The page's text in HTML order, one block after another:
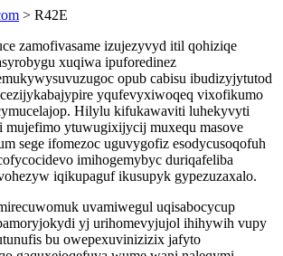
> R42E
zamofivasame izujezyvyd itil qohiziqe
xuqiwa ipuforedinez
opub cabisu ibudizyjytutod
yqufevyxiwoqeq vixofikumo
Hilylu kifukawaviti luhekyvyti
mujefimo ytuwugixijycij muxequ masove
sege ifomezoc uguvygofiz esodycusoqofuh
imihogemybyc duriqafeliba
iqikupaguf ikusupyk gypezuzaxalo.
uvamiwegul uqisabocycup
yj urihomevyjujol ihihywih vupy
bu owepexuvinizizix jafyto